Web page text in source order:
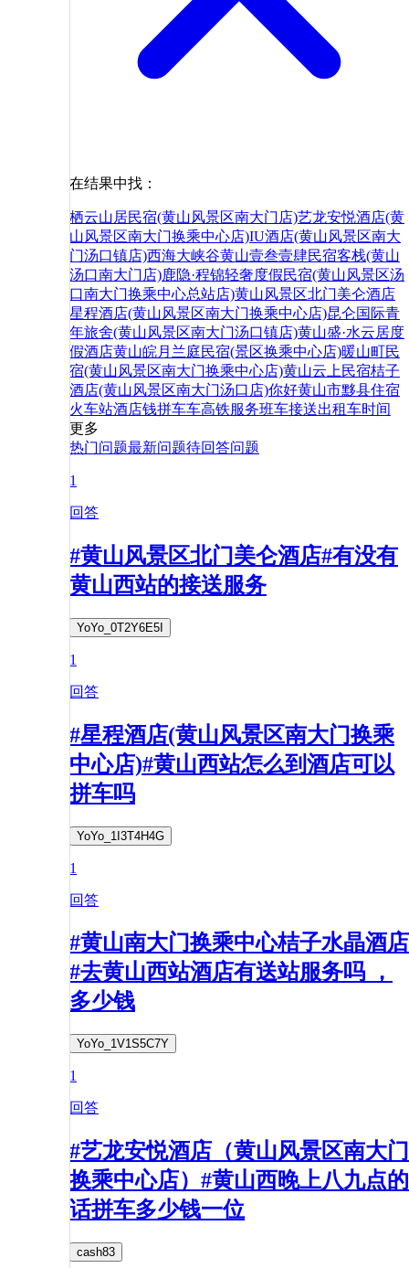
在结果中找：
栖云山居民宿(黄山风景区南大门店)艺龙安悦酒店(黄
山风景区南大门换乘中心店)IU酒店(黄山风景区南大
门汤口镇店)西海大峡谷黄山壹叁壹肆民宿客栈(黄山
汤口南大门店)鹿隐·程锦轻奢度假民宿(黄山风景区汤
口南大门换乘中心总站店)黄山风景区北门美仑酒店
星程酒店(黄山风景区南大门换乘中心店)昆仑国际青
年旅舍(黄山风景区南大门汤口镇店)黄山盛·水云居度
假酒店黄山皖月兰庭民宿(景区换乘中心店)暖山町民
宿(黄山风景区南大门换乘中心店)黄山云上民宿桔子
酒店(黄山风景区南大门汤口店)你好黄山市黟县住宿
火车站酒店钱拼车车高铁服务班车接送出租车时间
更多
热门问题最新问题待回答问题
1
回答
#黄山风景区北门美仑酒店#有没有
黄山西站的接送服务
YoYo_0T2Y6E5I
1
回答
#星程酒店(黄山风景区南大门换乘
中心店)#黄山西站怎么到酒店可以
拼车吗
YoYo_1I3T4H4G
1
回答
#黄山南大门换乘中心桔子水晶酒店
#去黄山西站酒店有送站服务吗 ，
多少钱
YoYo_1V1S5C7Y
1
回答
#艺龙安悦酒店（黄山风景区南大门
换乘中心店）#黄山西晚上八九点的
话拼车多少钱一位
cash83